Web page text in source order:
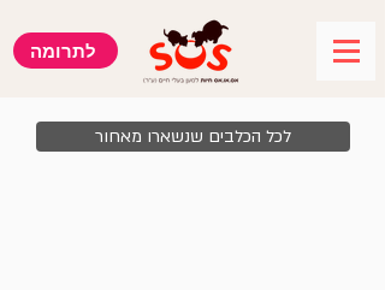
לתרומה
לכל הכלבים שנשארו מאחור